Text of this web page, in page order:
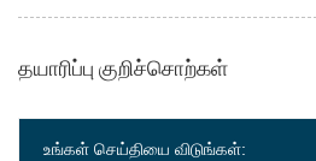
தயாரிப்பு குறிச்சொற்கள்
உங்கள் செய்தியை விடுங்கள்: